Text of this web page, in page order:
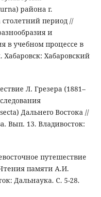
района г.
период //
и
в учебном процессе в
Хабаровск: Хабаровский
Л. Грезера (1881–
Дальнего Востока //
Вып. 13. Владивосток:
путешествие
памяти А.И.
Дальнаука. С. 5-28.